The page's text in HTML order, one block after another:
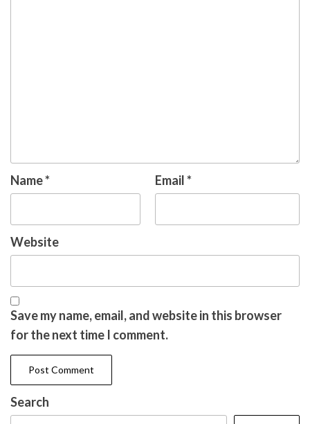
Name* Email*
Website
Save my name, email, and website in this browser
for the next time I comment.
Search